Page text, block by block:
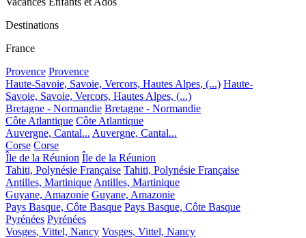
Destinations
France
Provence Provence
Haute-Savoie, Savoie, Vercors, Hautes Alpes, (...) Haute-
Savoie, Savoie, Vercors, Hautes Alpes, (...)
Bretagne - Normandie Bretagne - Normandie
Côte Atlantique Côte Atlantique
Auvergne, Cantal... Auvergne, Cantal...
Corse Corse
Île de la Réunion Île de la Réunion
Tahiti, Polynésie Française Tahiti, Polynésie Française
Antilles, Martinique Antilles, Martinique
Guyane, Amazonie Guyane, Amazonie
Pays Basque, Côte Basque Pays Basque, Côte Basque
Pyrénées Pyrénées
Vosges, Vittel, Nancy Vosges, Vittel, Nancy